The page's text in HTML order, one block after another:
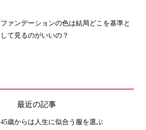
ファンデーションの色は結局どこを基準と
して見るのがいいの？
最近の記事
45歳からは人生に似合う服を選ぶ